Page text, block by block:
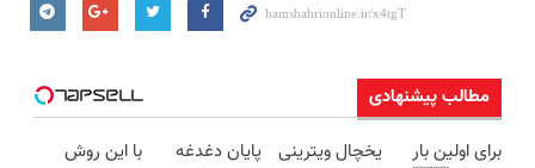
مطالب پیشنهادی
برای اولین بار
یخچال ویترینی
پایان دغدغه
با این روش